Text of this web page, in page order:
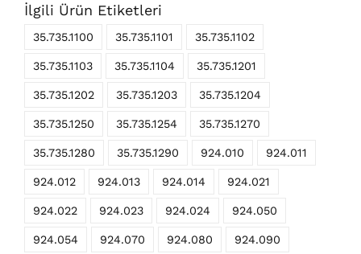
İlgili Ürün Etiketleri
35.735.1100 35.735.1101 35.735.1102
35.735.1103 35.735.1104 35.735.1201
35.735.1202 35.735.1203 35.735.1204
35.735.1250 35.735.1254 35.735.1270
35.735.1280 35.735.1290 924.010 924.011
924.012 924.013 924.014 924.021
924.022 924.023 924.024 924.050
924.054 924.070 924.080 924.090